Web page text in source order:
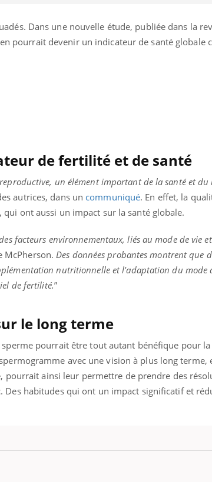
Dans une nouvelle étude, publiée dans la
pourrait devenir un indicateur de santé globale
de fertilité et de santé
un élément important de la santé et du
autrices, dans un communiqué. En effet, la
ont aussi un impact sur la santé globale.
facteurs environnementaux, liés au mode de vie
McPherson. Des données probantes montrent que
nutritionnelle et l'adaptation du mode
de fertilité.”
le long terme
pourrait être tout autant bénéfique pour la
avec une vision à plus long
pourrait ainsi leur permettre de prendre des
habitudes qui ont un impact significatif et